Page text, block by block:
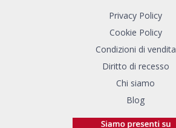
Privacy Policy
Cookie Policy
Condizioni di vendita
Diritto di recesso
Chi siamo
Blog